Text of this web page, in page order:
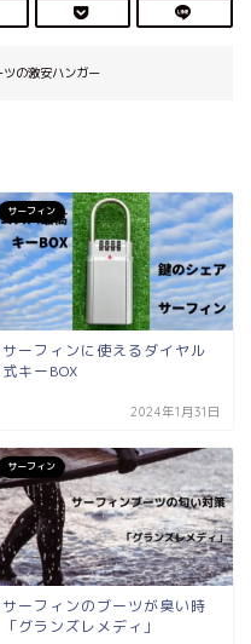
ツの激安ハンガー
サーフィン
サーフィンに使えるダイヤル
式キーBOX
2024年1月31日
サーフィン
サーフィンのブーツが臭い時
「グランズレメディ」